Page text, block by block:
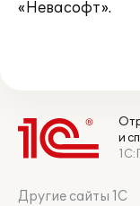
«Невасофт».
и
Другие сайты 1С